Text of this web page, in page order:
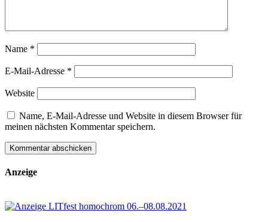
Name *
E-Mail-Adresse *
Website
Name, E-Mail-Adresse und Website in diesem Browser für
meinen nächsten Kommentar speichern.
Anzeige